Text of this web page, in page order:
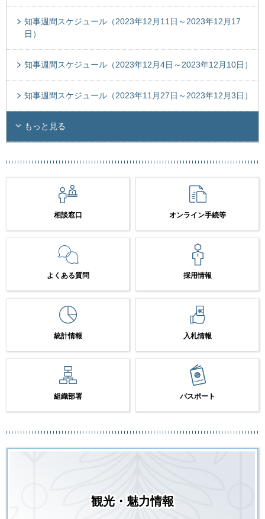
知事週間スケジュール（2023年12月11日～2023年12月17
日）
知事週間スケジュール（2023年12月4日～2023年12月10日）
知事週間スケジュール（2023年11月27日～2023年12月3日）
もっと見る
相談窓口 オンライン手続等
よくある質問 採用情報
統計情報 入札情報
組織部署 パスポート
観光・魅力情報